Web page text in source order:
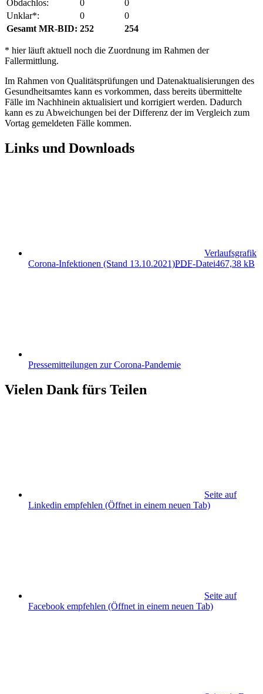
Obdachlos: 0
0
Unklar*:
0
0
Gesamt MR-BID: 252 254
* hier läuft aktuell noch die Zuordnung im Rahmen der
Fallermittlung.
Im Rahmen von Qualitätsprüfungen und Datenaktualisierungen des
Gesundheitsamtes kann es vorkommen, dass bereits übermittelte
Fälle im Nachhinein aktualisiert und korrigiert werden. Dadurch
kann es zu Abweichungen bei der Differenz der im Vergleich zum
Vortag gemeldeten Fälle kommen.
Links und Downloads
Verlaufsgrafik
Corona-Infektionen (Stand 13.10.2021)PDF-Datei467,38 kB
Pressemitteilungen zur Corona-Pandemie
Vielen Dank fürs Teilen
Seite auf
Linkedin empfehlen (Öffnet in einem neuen Tab)
Seite auf
Facebook empfehlen (Öffnet in einem neuen Tab)